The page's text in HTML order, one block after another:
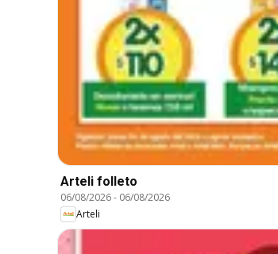
Arteli folleto
06/08/2026- 06/08/2026
Arteli